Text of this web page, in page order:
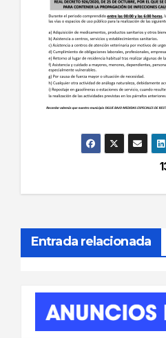
Navegación
de
entradas
Entrada relacionada